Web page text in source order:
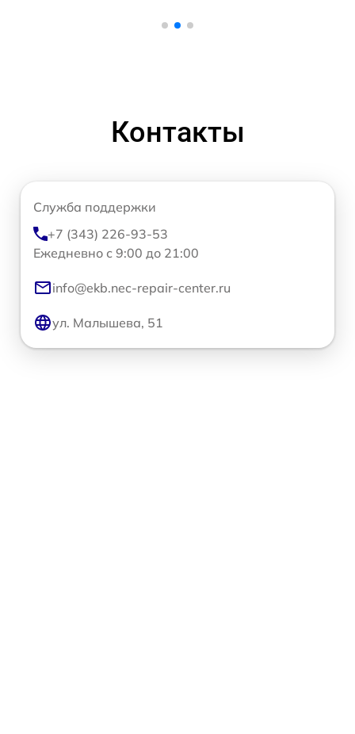
Контакты
Служба поддержки
+7 (343) 226-93-53
Ежедневно с 9:00 до 21:00
info@ekb.nec-repair-center.ru
ул. Малышева, 51